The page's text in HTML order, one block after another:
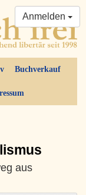
Buchverkauf
Anmelden
aus